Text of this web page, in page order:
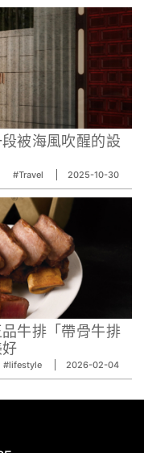
被海風吹醒的設
#Travel 2025-10-30
牛排「帶骨牛排
#lifestyle 2026-02-04